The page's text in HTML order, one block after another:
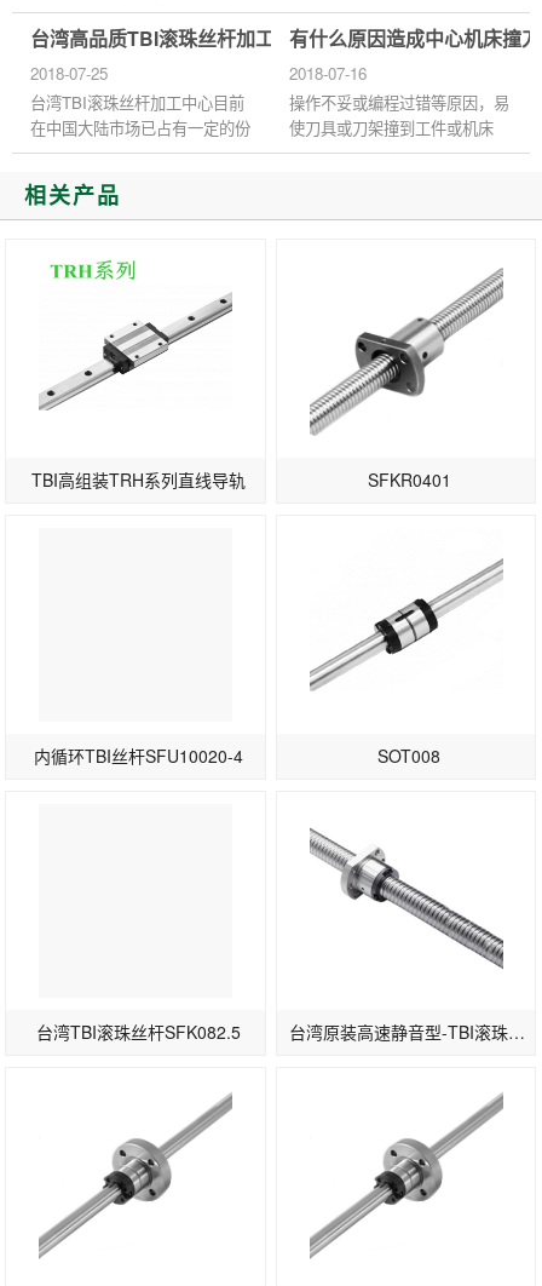
螺母对称安装孔的距离为45mm.
研磨滚珠丝杆具有定位精度高，
反向间隙小，噪音低，效率高、
高效率及可...
额定载荷，并能承受一定的扭
矩。它能在高负荷下实现高精度
的直线运动。 1、导向精度 导
向...
台湾高品质TBI滚珠丝杆加工中心在中国大陆的发展
2018-07-25
台湾TBI滚珠丝杆加工中心目前
在中国大陆市场已占有一定的份
额，其先进性和高品质符合机械
制造业的需求，使需求量不断增
大，设计精度要求高，促使...
有什么原因造成中心机床撞刀
2018-07-16
操作不妥或编程过错等原因，易
使刀具或刀架撞到工件或机床
上，轻者会撞坏刀具和被加工的
相关产品
TBI高组装TRH系列直线导轨 SFKR0401
内循环TBI丝杆SFU10020-4 SOT008
台湾TBI滚珠丝杆SFK082.5 台湾原装高速静音型-TBI滚珠丝杆SFS3232-1.8/2.8